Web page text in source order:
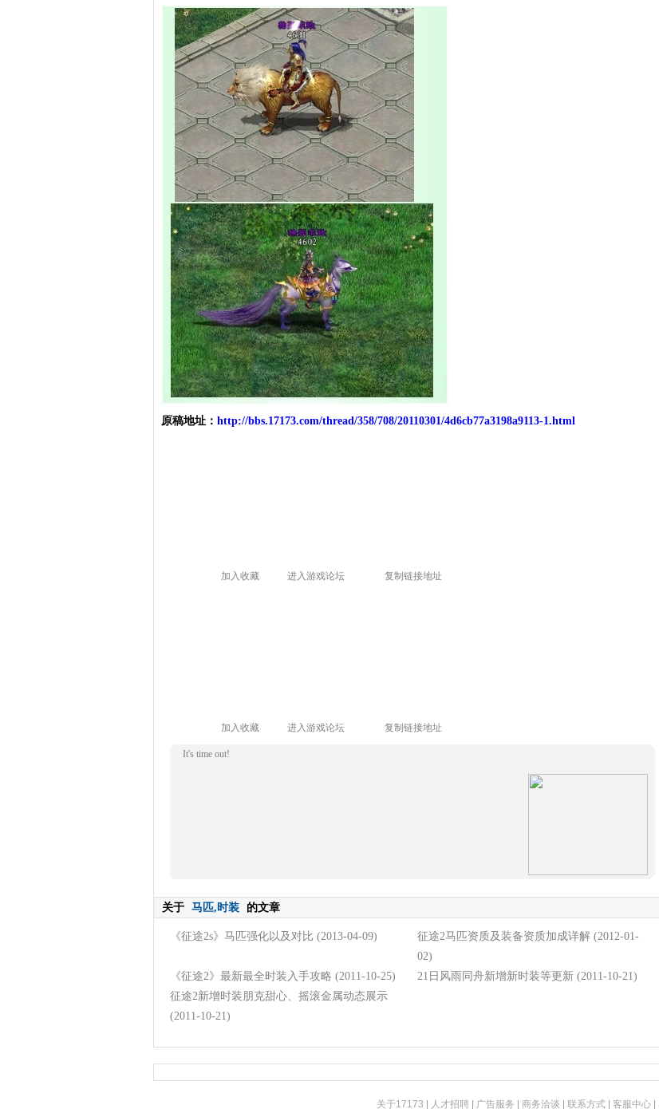
原稿地址： http://bbs.17173.com/thread/358/708/20110301/4d6cb77a3198a9113-1.html
加入收藏 进入游戏论坛 复制链接地址
加入收藏 进入游戏论坛 复制链接地址
It's time out!
关于 马匹,时装 的文章
《征途2s》马匹强化以及对比 (2013-04-09) 征途2马匹资质及装备资质加成详解 (2012-01-
02)
《征途2》最新最全时装入手攻略 (2011-10-25) 21日风雨同舟新增新时装等更新 (2011-10-21)
征途2新增时装朋克甜心、摇滚金属动态展示
(2011-10-21)
关于17173 人才招聘| 广告服务 商务洽谈 联系方式| 客服中心|